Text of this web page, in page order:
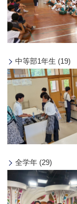
中等部1年生 (19)
全学年 (29)